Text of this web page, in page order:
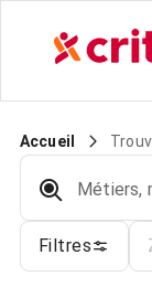
Accueil
Métiers,
Filtres